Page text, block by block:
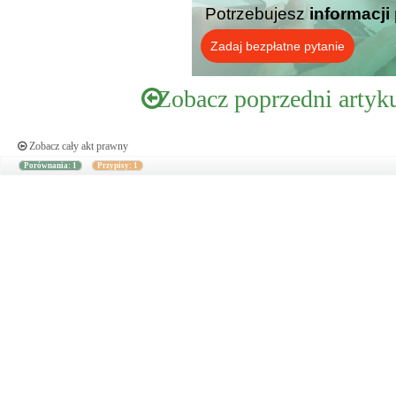
Potrzebujesz informacji
Zadaj bezpłatne pytanie
Zobacz poprzedni
Zobacz cały akt prawny
Porównania: 1 Przypisy: 1